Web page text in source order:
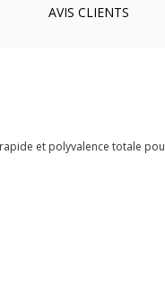
AVIS CLIENTS
et polyvalence totale